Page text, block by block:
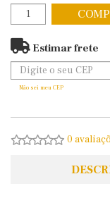
Estimar frete
Não sei meu CEP
0